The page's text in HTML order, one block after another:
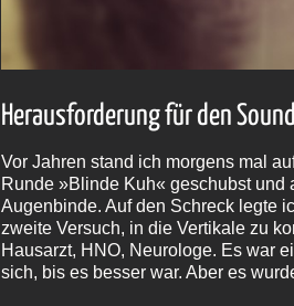
Herausforderung für den
Vor Jahren stand ich morgens mal
Runde »Blinde Kuh« geschubst und
Augenbinde. Auf den Schreck legte
zweite Versuch, in die Vertikale zu
Hausarzt, HNO, Neurologe. Es war
sich, bis es besser war. Aber es